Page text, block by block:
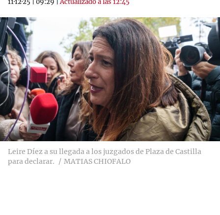
11·12·25 09:29 |Actualizado a las 12:45
Leire Díez a su llegada a los juzgados de Plaza de Castilla
para declarar.
MATIAS CHIOFALO